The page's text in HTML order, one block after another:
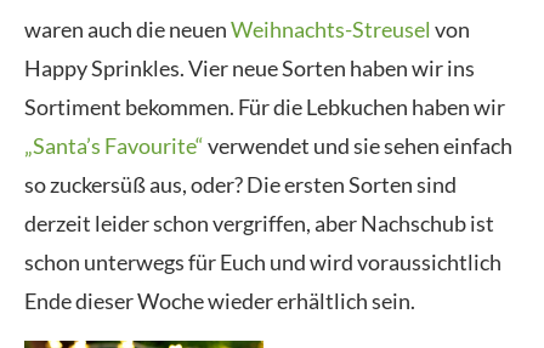
waren auch die neuenWeihnachts-Streusel von
Happy Sprinkles. Vier neue Sorten haben wir ins
Sortiment bekommen. Für die Lebkuchen haben wir
„Santa’s Favourite“verwendet und sie sehen einfach
so zuckersüß aus, oder? Die ersten Sorten sind
derzeit leider schon vergriffen, aber Nachschub ist
schon unterwegs für Euch und wird voraussichtlich
Ende dieser Woche wieder erhältlich sein.